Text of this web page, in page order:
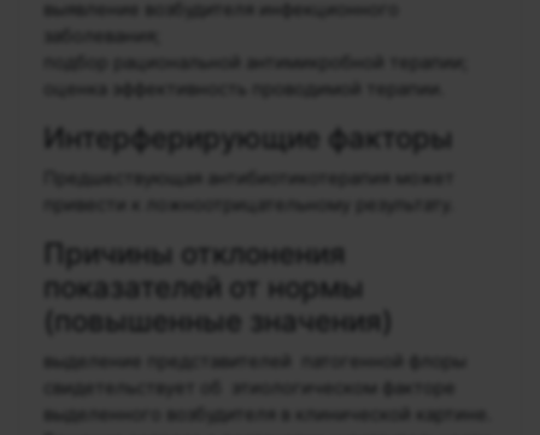
заболевания;
подбор рациональной антимикробной терапии;
Интерферирующие факторы
Предшествующая антибиотикотерапия может
привести к ложноотрицательному результату.
Причины отклонения
показателей от нормы
(повышенные значения)
выделение представителей патогенной флоры
свидетельствует об этиологическом факторе
выделенного возбудителя в клинической картине.